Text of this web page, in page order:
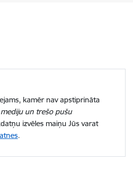
kamēr nav apstiprināta
mediju un trešo pušu
izvēles maiņu Jūs varat
.